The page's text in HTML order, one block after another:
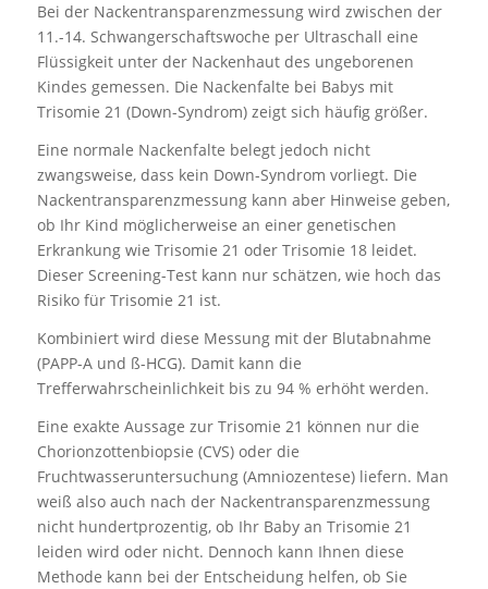
Bei der Nackentransparenzmessung wird zwischen der
11.-14. Schwangerschaftswoche per Ultraschall eine
Flüssigkeit unter der Nackenhaut des ungeborenen
Kindes gemessen. Die Nackenfalte bei Babys mit
Trisomie 21 (Down-Syndrom) zeigt sich häufig größer.
Eine normale Nackenfalte belegt jedoch nicht
zwangsweise, dass kein Down-Syndrom vorliegt. Die
Nackentransparenzmessung kann aber Hinweise geben,
ob Ihr Kind möglicherweise an einer genetischen
Erkrankung wie Trisomie 21 oder Trisomie 18 leidet.
Dieser Screening-Test kann nur schätzen, wie hoch das
Risiko für Trisomie 21 ist.
Kombiniert wird diese Messung mit der Blutabnahme
(PAPP-A und ß-HCG). Damit kann die
Trefferwahrscheinlichkeit bis zu 94 % erhöht werden.
Eine exakte Aussage zur Trisomie 21 können nur die
Chorionzottenbiopsie (CVS) oder die
Fruchtwasseruntersuchung (Amniozentese) liefern. Man
weiß also auch nach der Nackentransparenzmessung
nicht hundertprozentig, ob Ihr Baby an Trisomie 21
leiden wird oder nicht. Dennoch kann Ihnen diese
Methode kann bei der Entscheidung helfen, ob Sie